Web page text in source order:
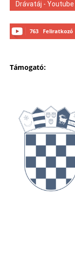
Drávatáj - Youtube
763 Feliratkozó
Támogató: